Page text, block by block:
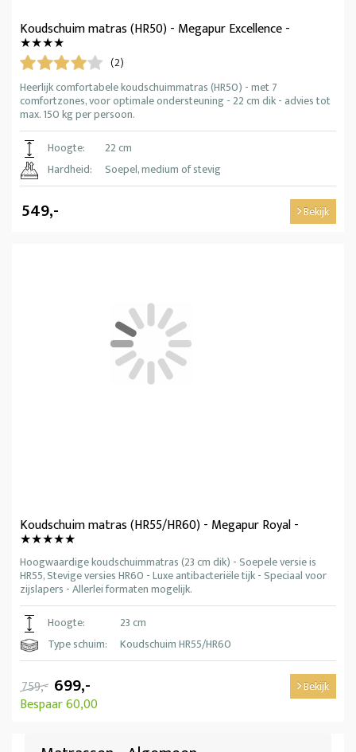
Koudschuim matras (HR50) - Megapur Excellence -
★★★★
(2)
Heerlijk comfortabele koudschuimmatras (HR50) - met 7
comfortzones, voor optimale ondersteuning - 22 cm dik - advies tot
max. 150 kg per persoon.
Hoogte:
22 cm
Hardheid:
Soepel, medium of stevig
549,- Bekijk
Koudschuim matras (HR55/HR60) - Megapur Royal -
★★★★★
Hoogwaardige koudschuimmatras (23 cm dik) - Soepele versie is
HR55, Stevige versies HR60 - Luxe antibacteriële tijk - Speciaal voor
zijslapers - Allerlei formaten mogelijk.
Hoogte:
23 cm
Type schuim:
Koudschuim HR55/HR60
759,- 699,-
Bespaar 60,00
Bekijk